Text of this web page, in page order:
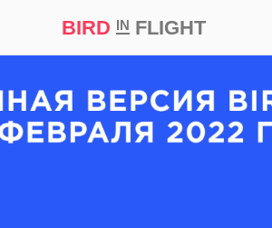
BIRD INFLIGHT